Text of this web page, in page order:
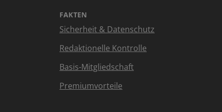
FAKTEN
Sicherheit & Datenschutz
Redaktionelle Kontrolle
Basis-Mitgliedschaft
Premiumvorteile